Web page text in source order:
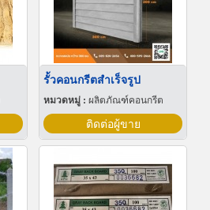
รั้วคอนกรีตสําเร็จรูป
หมวดหมู่ : ผลิตภัณฑ์คอนกรีต
ติดต่อผู้ขาย